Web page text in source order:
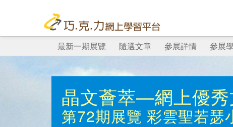
最新一期展覽 隨選文章 參展詳情 參展
晶文薈萃—網上優秀
第72期展覽 彩雲聖若瑟